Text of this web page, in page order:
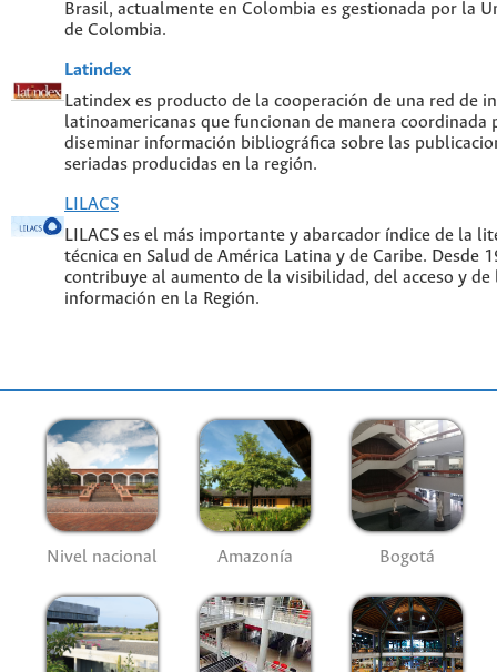
Brasil, actualmente en Colombia es gestionada por la
de Colombia.
Latindex
Latindex es producto de la cooperación de una red de
latinoamericanas que funcionan de manera coordinada
diseminar información bibliográfica sobre las
seriadas producidas en la región.
LILACS
LILACS es el más importante y abarcador índice de la
técnica en Salud de América Latina y de Caribe. Desde
contribuye al aumento de la visibilidad, del acceso y de
información en la Región.
Nivel nacional Amazonía Bogotá